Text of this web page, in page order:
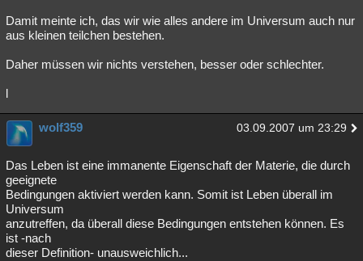
weitere Rubriken
Philosophie Träume Orte
Astronomie Helpdesk Gruppen Gaming Filme
Übersichten
Lesenswert
Damit meinte ich, das wir wie alles andere im Universum auch nur
aus kleinen teilchen bestehen.
Daher müssen wir nichts verstehen, besser oder schlechter.
l
wolf359 03.09.2007 um 23:29
Das Leben ist eine immanente Eigenschaft der Materie, die durch
geeignete
Bedingungen aktiviert werden kann. Somit ist Leben überall im
Universum
anzutreffen, da überall diese Bedingungen entstehen können. Es
ist -nach
dieser Definition- unausweichlich...